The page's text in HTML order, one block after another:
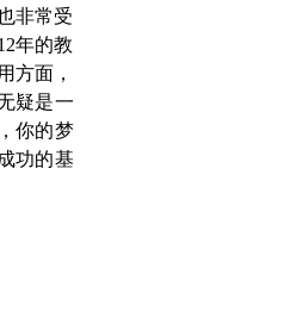
非常受
年的教
方面，
疑是一
你的梦
功的基